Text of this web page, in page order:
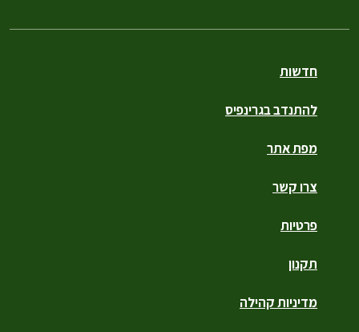
חדשות
להתנדב בגרינפיס
מפת אתר
צרו קשר
פרטיות
תקנון
מדיניות קהילה